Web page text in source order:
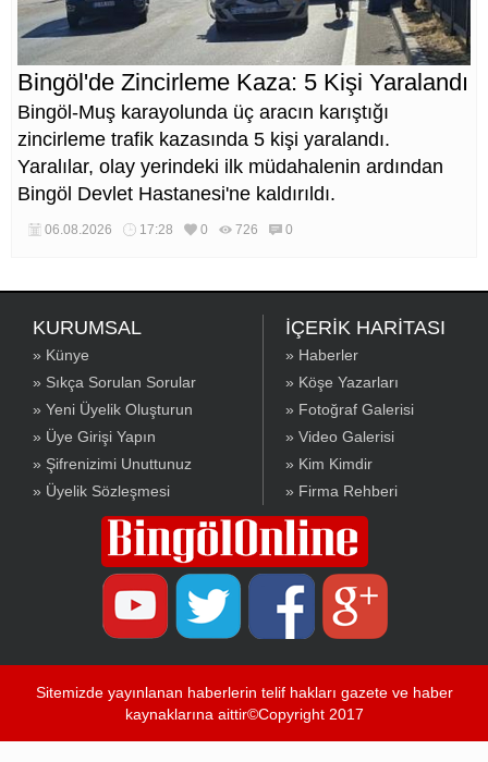
Bingöl'de Zincirleme Kaza: 5 Kişi Yaralandı
Bingöl-Muş karayolunda üç aracın karıştığı
zincirleme trafik kazasında 5 kişi yaralandı.
Yaralılar, olay yerindeki ilk müdahalenin ardından
Bingöl Devlet Hastanesi'ne kaldırıldı.
06.08.2026 17:28 0 726 0
KURUMSAL
» Künye
» Sıkça Sorulan Sorular
» Yeni Üyelik Oluşturun
» Üye Girişi Yapın
» Şifrenizimi Unuttunuz
» Üyelik Sözleşmesi
İÇERİK HARİTASI
» Haberler
» Köşe Yazarları
» Fotoğraf Galerisi
» Video Galerisi
» Kim Kimdir
» Firma Rehberi
Sitemizde yayınlanan haberlerin telif hakları gazete ve haber
kaynaklarına aittir©Copyright 2017